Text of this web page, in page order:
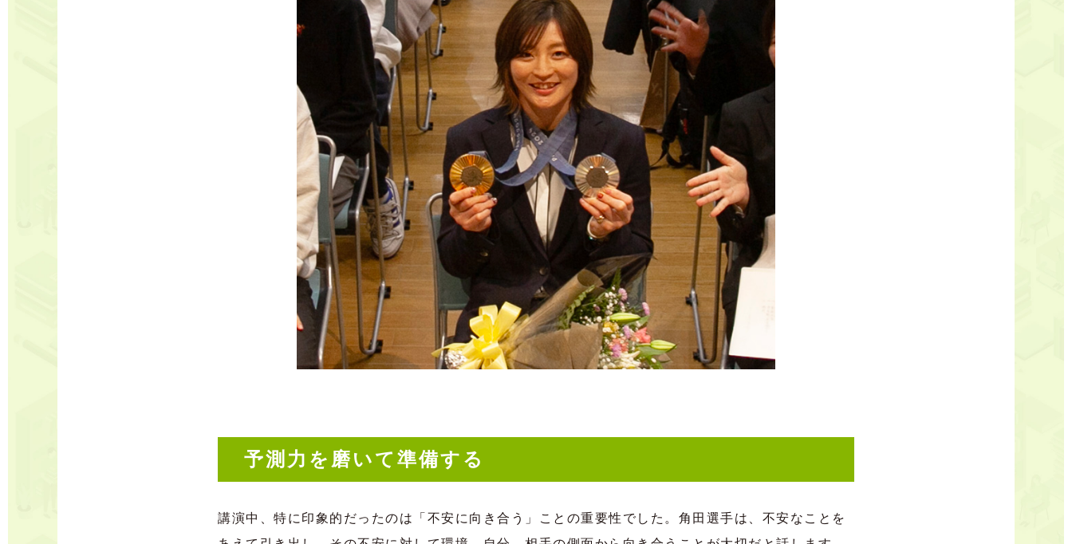
予測力を磨いて準備する
講演中、特に印象的だったのは「不安に向き合う」ことの重要性でした。角田選手は、不安なことを